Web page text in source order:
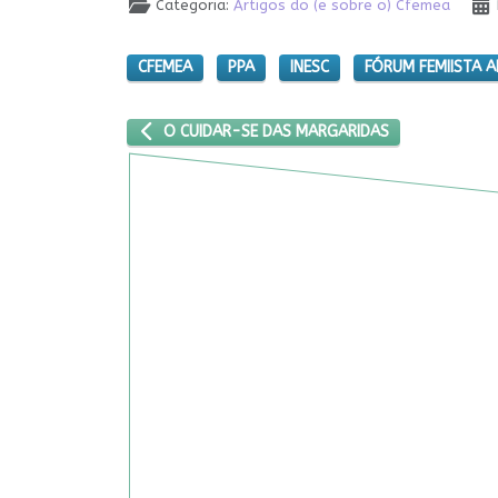
Categoria: Artigos do (e sobre o) Cfemea
CFEMEA PPA INESC FÓRUM FEMIISTA
ARTIGO ANTERIOR: O CUIDAR-SE DAS MARGARIDAS
O CUIDAR-SE DAS MARGARIDAS